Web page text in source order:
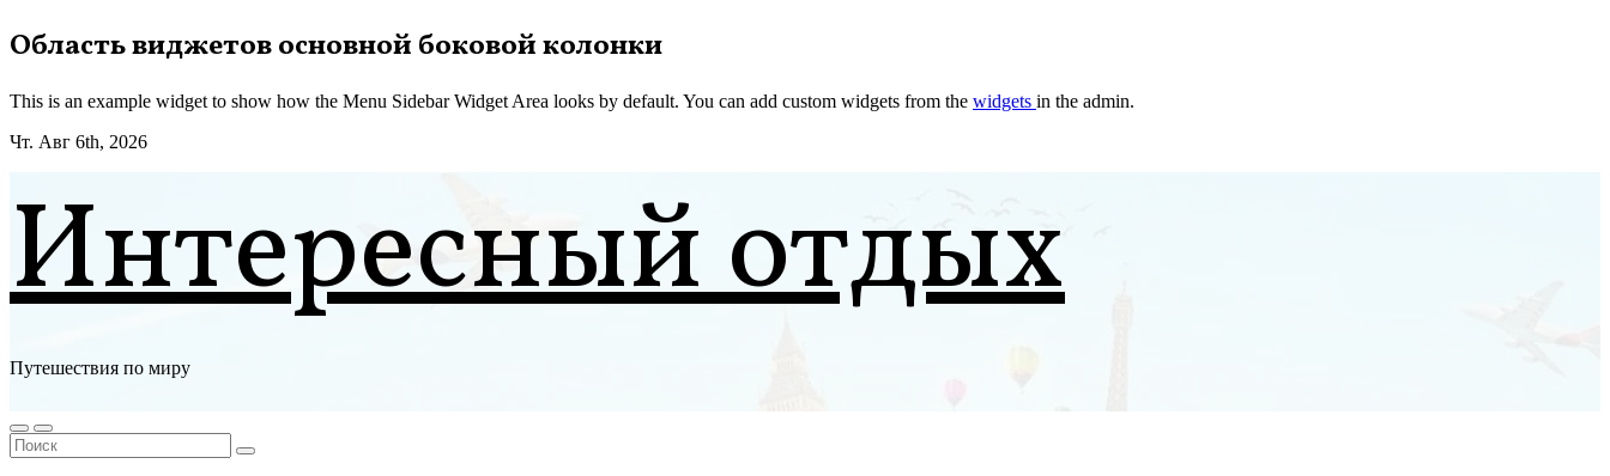
Перейти
к
Область виджетов основной боковой колонки
This is an example widget to show how the Menu Sidebar Widget Area looks by default. You can add custom widgets from the widgets in the admin.
Чт. Авг 6th, 2026
Интересный отдых
Путешествия по миру